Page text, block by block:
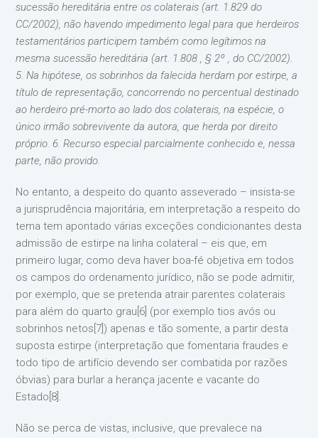
sucessão hereditária entre os colaterais (art. 1.829 do
CC/2002), não havendo impedimento legal para que herdeiros
testamentários participem também como legítimos na
mesma sucessão hereditária (art. 1.808 , § 2º , do CC/2002).
5. Na hipótese, os sobrinhos da falecida herdam por estirpe, a
título de representação, concorrendo no percentual destinado
ao herdeiro pré-morto ao lado dos colaterais, na espécie, o
único irmão sobrevivente da autora, que herda por direito
próprio. 6. Recurso especial parcialmente conhecido e, nessa
parte, não provido.
No entanto, a despeito do quanto asseverado – insista-se
a jurisprudência majoritária, em interpretação a respeito do
tema tem apontado várias exceções condicionantes desta
admissão de estirpe na linha colateral – eis que, em
primeiro lugar, como deva haver boa-fé objetiva em todos
os campos do ordenamento jurídico, não se pode admitir,
por exemplo, que se pretenda atrair parentes colaterais
para além do quarto grau[6] (por exemplo tios avós ou
sobrinhos netos[7]) apenas e tão somente, a partir desta
suposta estirpe (interpretação que fomentaria fraudes e
todo tipo de artifício devendo ser combatida por razões
óbvias) para burlar a herança jacente e vacante do
Estado[8].
Não se perca de vistas, inclusive, que prevalece na